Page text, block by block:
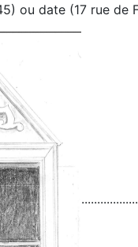
ou date (17 rue de